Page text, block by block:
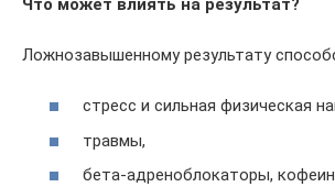
Что может влиять на результат?
Ложнозавышенному результату
стресс и сильная физическая
травмы,
бета-адреноблокаторы,